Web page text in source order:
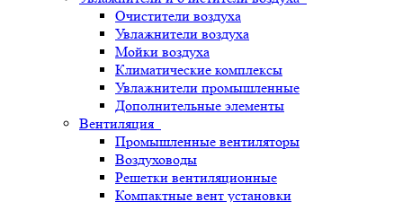
Очистители воздуха
Увлажнители воздуха
Мойки воздуха
Климатические комплексы
Увлажнители промышленные
Дополнительные элементы
Вентиляция
Промышленные вентиляторы
Воздуховоды
Решетки вентиляционные
Компактные вент установки